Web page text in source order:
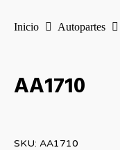
Inicio Autopartes
AA1710
SKU: AA1710